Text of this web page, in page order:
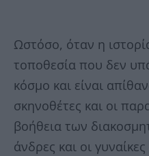
Ωστόσο, όταν η
τοποθεσία που δεν
κόσμο και είναι
σκηνοθέτες και οι
βοήθεια των
άνδρες και οι